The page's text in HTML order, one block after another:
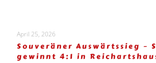
April 25, 2026
Souveräner Auswärtssieg –
gewinnt 4:1 in